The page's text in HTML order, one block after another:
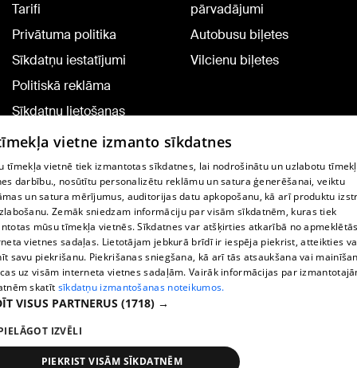
Tarifi
Privātuma politika
Sīkdatņu iestatījumi
Politiskā reklāma
Sīkdatņu lietošanas
noteikumi
Komentāru pievienošana
pārvadājumi
Autobusu biļetes
Vilcienu biļetes
TV programma
Līguma noteikumi
360 Ziņu kontakti
Helio Media
Portāla palīdzības dienests: e-pasts -
All rights reserved.
vietne izmanto sīkdatnes
tīmekļa vietnē tiek izmantotas sīkdatnes, lai nodrošinātu un uzlabotu
darbību., nosūtītu personalizētu reklāmu un satura ģenerēšanai, veiktu
un satura mērījumus, auditorijas datu apkopošanu, kā arī produktu
Zemāk sniedzam informāciju par visām sīkdatnēm, kuras tiek
mūsu tīmekļa vietnēs. Sīkdatnes var atšķirties atkarībā no
vietnes sadaļas. Lietotājam jebkurā brīdī ir iespēja piekrist, atteikties
savu piekrišanu. Piekrišanas sniegšana, kā arī tās atsaukšana vai
uz visām interneta vietnes sadaļām. Vairāk informācijas par
skatīt sīkdatņu izmantošanas noteikumos.
VISUS PARTNERUS (1718) →
IZVĒLI
PIEKRIST VISĀM SĪKDATNĒM